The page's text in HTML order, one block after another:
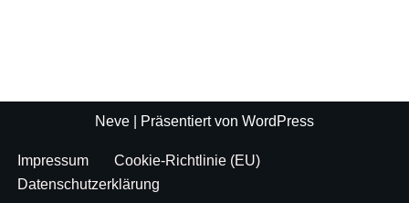
Neve | Präsentiert von WordPress
Impressum
Cookie-Richtlinie (EU)
Datenschutzerklärung